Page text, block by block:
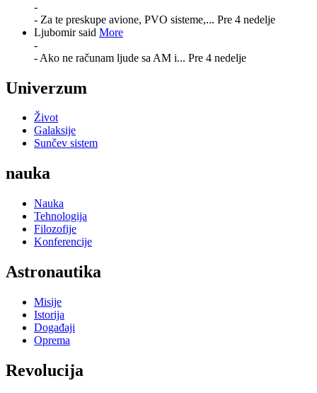
-
- Za te preskupe avione, PVO sisteme,... Pre 4 nedelje
Ljubomir said More
-
- Ako ne računam ljude sa AM i... Pre 4 nedelje
Univerzum
Život
Galaksije
Sunčev sistem
nauka
Nauka
Tehnologija
Filozofije
Konferencije
Astronautika
Misije
Istorija
Događaji
Oprema
Revolucija